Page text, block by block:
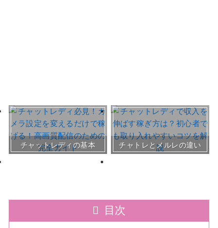
チャットレディの基本 チャトレとメルレの違い
おすすめチャトレ事務所＆
サイト
30～50代向けサイト
目次